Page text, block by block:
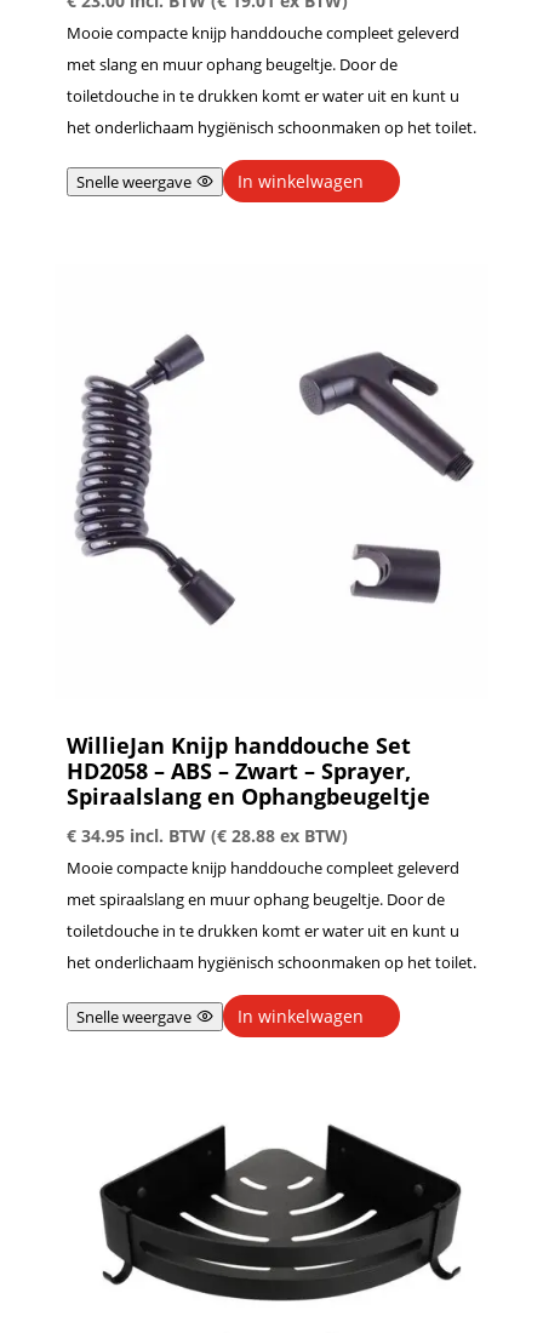
Mooie compacte knijp handdouche compleet geleverd
met slang en muur ophang beugeltje. Door de
toiletdouche in te drukken komt er water uit en kunt u
het onderlichaam hygiënisch schoonmaken op het toilet.
Snelle weergave In winkelwagen
WillieJan Knijp handdouche Set
HD2058 – ABS – Zwart – Sprayer,
Spiraalslang en Ophangbeugeltje
€34.95 incl. BTW (€28.88ex BTW)
Mooie compacte knijp handdouche compleet geleverd
met spiraalslang en muur ophang beugeltje. Door de
toiletdouche in te drukken komt er water uit en kunt u
het onderlichaam hygiënisch schoonmaken op het toilet.
Snelle weergave In winkelwagen